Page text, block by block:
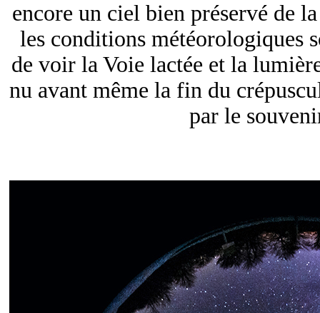
encore un ciel bien préservé de
les conditions météorologiques
de voir la Voie lactée et la
nu avant même la fin du
par le